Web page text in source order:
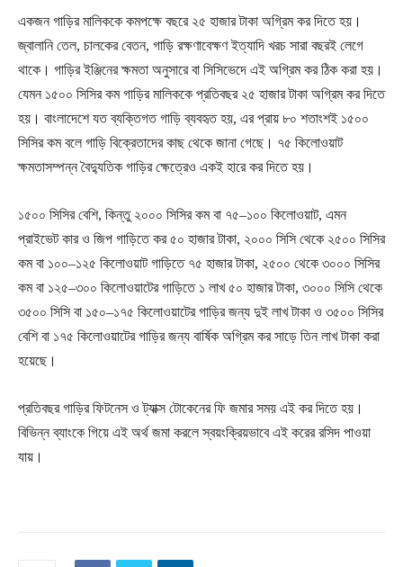
একজন গাড়ির মালিককে কমপক্ষে বছরে ২৫ হাজার টাকা অগ্রিম কর দিতে হয়।
জ্বালানি তেল, চালকের বেতন, গাড়ি রক্ষণাবেক্ষণ ইত্যাদি খরচ সারা বছরই লেগে
থাকে। গাড়ির ইঞ্জিনের ক্ষমতা অনুসারে বা সিসিভেদে এই অগ্রিম কর ঠিক করা হয়।
যেমন ১৫০০ সিসির কম গাড়ির মালিককে প্রতিবছর ২৫ হাজার টাকা অগ্রিম কর দিতে
হয়। বাংলাদেশে যত ব্যক্তিগত গাড়ি ব্যবহৃত হয়, এর প্রায় ৮০ শতাংশই ১৫০০
সিসির কম বলে গাড়ি বিক্রেতাদের কাছ থেকে জানা গেছে। ৭৫ কিলোওয়াট
ক্ষমতাসম্পন্ন বৈদ্যুতিক গাড়ির ক্ষেত্রেও একই হারে কর দিতে হয়।
১৫০০ সিসির বেশি, কিন্তু ২০০০ সিসির কম বা ৭৫–১০০ কিলোওয়াট, এমন
প্রাইভেট কার ও জিপ গাড়িতে কর ৫০ হাজার টাকা, ২০০০ সিসি থেকে ২৫০০ সিসির
কম বা ১০০–১২৫ কিলোওয়াট গাড়িতে ৭৫ হাজার টাকা, ২৫০০ থেকে ৩০০০ সিসির
কম বা ১২৫–৩০০ কিলোওয়াটের গাড়িতে ১ লাখ ৫০ হাজার টাকা, ৩০০০ সিসি থেকে
৩৫০০ সিসি বা ১৫০–১৭৫ কিলোওয়াটের গাড়ির জন্য দুই লাখ টাকা ও ৩৫০০ সিসির
বেশি বা ১৭৫ কিলোওয়াটের গাড়ির জন্য বার্ষিক অগ্রিম কর সাড়ে তিন লাখ টাকা করা
হয়েছে।
প্রতিবছর গাড়ির ফিটনেস ও ট্যাক্স টোকেনের ফি জমার সময় এই কর দিতে হয়।
বিভিন্ন ব্যাংকে গিয়ে এই অর্থ জমা করলে স্বয়ংক্রিয়ভাবে এই করের রসিদ পাওয়া
যায়।